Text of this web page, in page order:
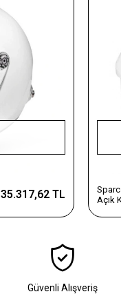
35.317,62 TL
Açık
Güvenli Alışveriş